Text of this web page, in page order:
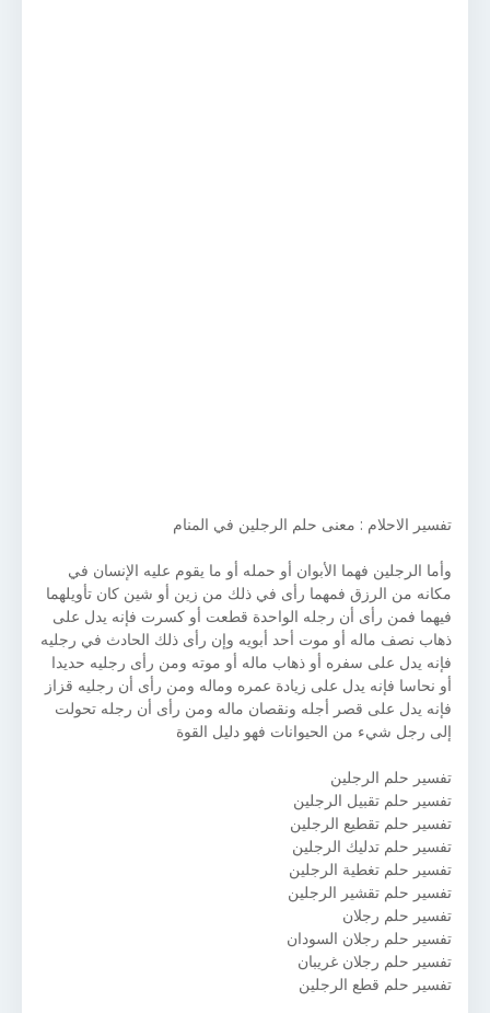
تفسير الاحلام : معنى حلم الرجلين في المنام
وأما الرجلين فهما الأبوان أو حمله أو ما يقوم عليه الإنسان في
مكانه من الرزق فمهما رأى في ذلك من زين أو شين كان تأويلهما
فيهما فمن رأى أن رجله الواحدة قطعت أو كسرت فإنه يدل على
ذهاب نصف ماله أو موت أحد أبويه وإن رأى ذلك الحادث في رجليه
فإنه يدل على سفره أو ذهاب ماله أو موته ومن رأى رجليه حديدا
أو نحاسا فإنه يدل على زيادة عمره وماله ومن رأى أن رجليه قزاز
فإنه يدل على قصر أجله ونقصان ماله ومن رأى أن رجله تحولت
إلى رجل شيء من الحيوانات فهو دليل القوة
تفسير حلم الرجلين
تفسير حلم تقبيل الرجلين
تفسير حلم تقطيع الرجلين
تفسير حلم تدليك الرجلين
تفسير حلم تغطية الرجلين
تفسير حلم تقشير الرجلين
تفسير حلم رجلان
تفسير حلم رجلان السودان
تفسير حلم رجلان غريبان
تفسير حلم قطع الرجلين